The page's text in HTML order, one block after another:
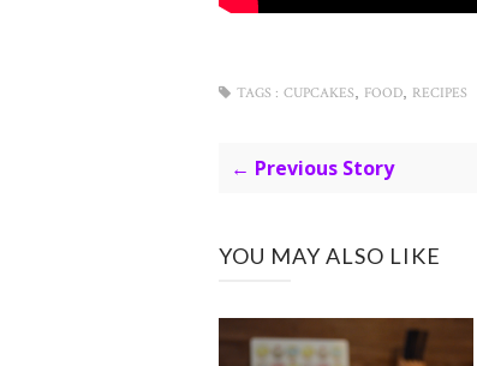
TAGS : CUPCAKES, FOOD, RECIPES
← Previous Story
YOU MAY ALSO LIKE